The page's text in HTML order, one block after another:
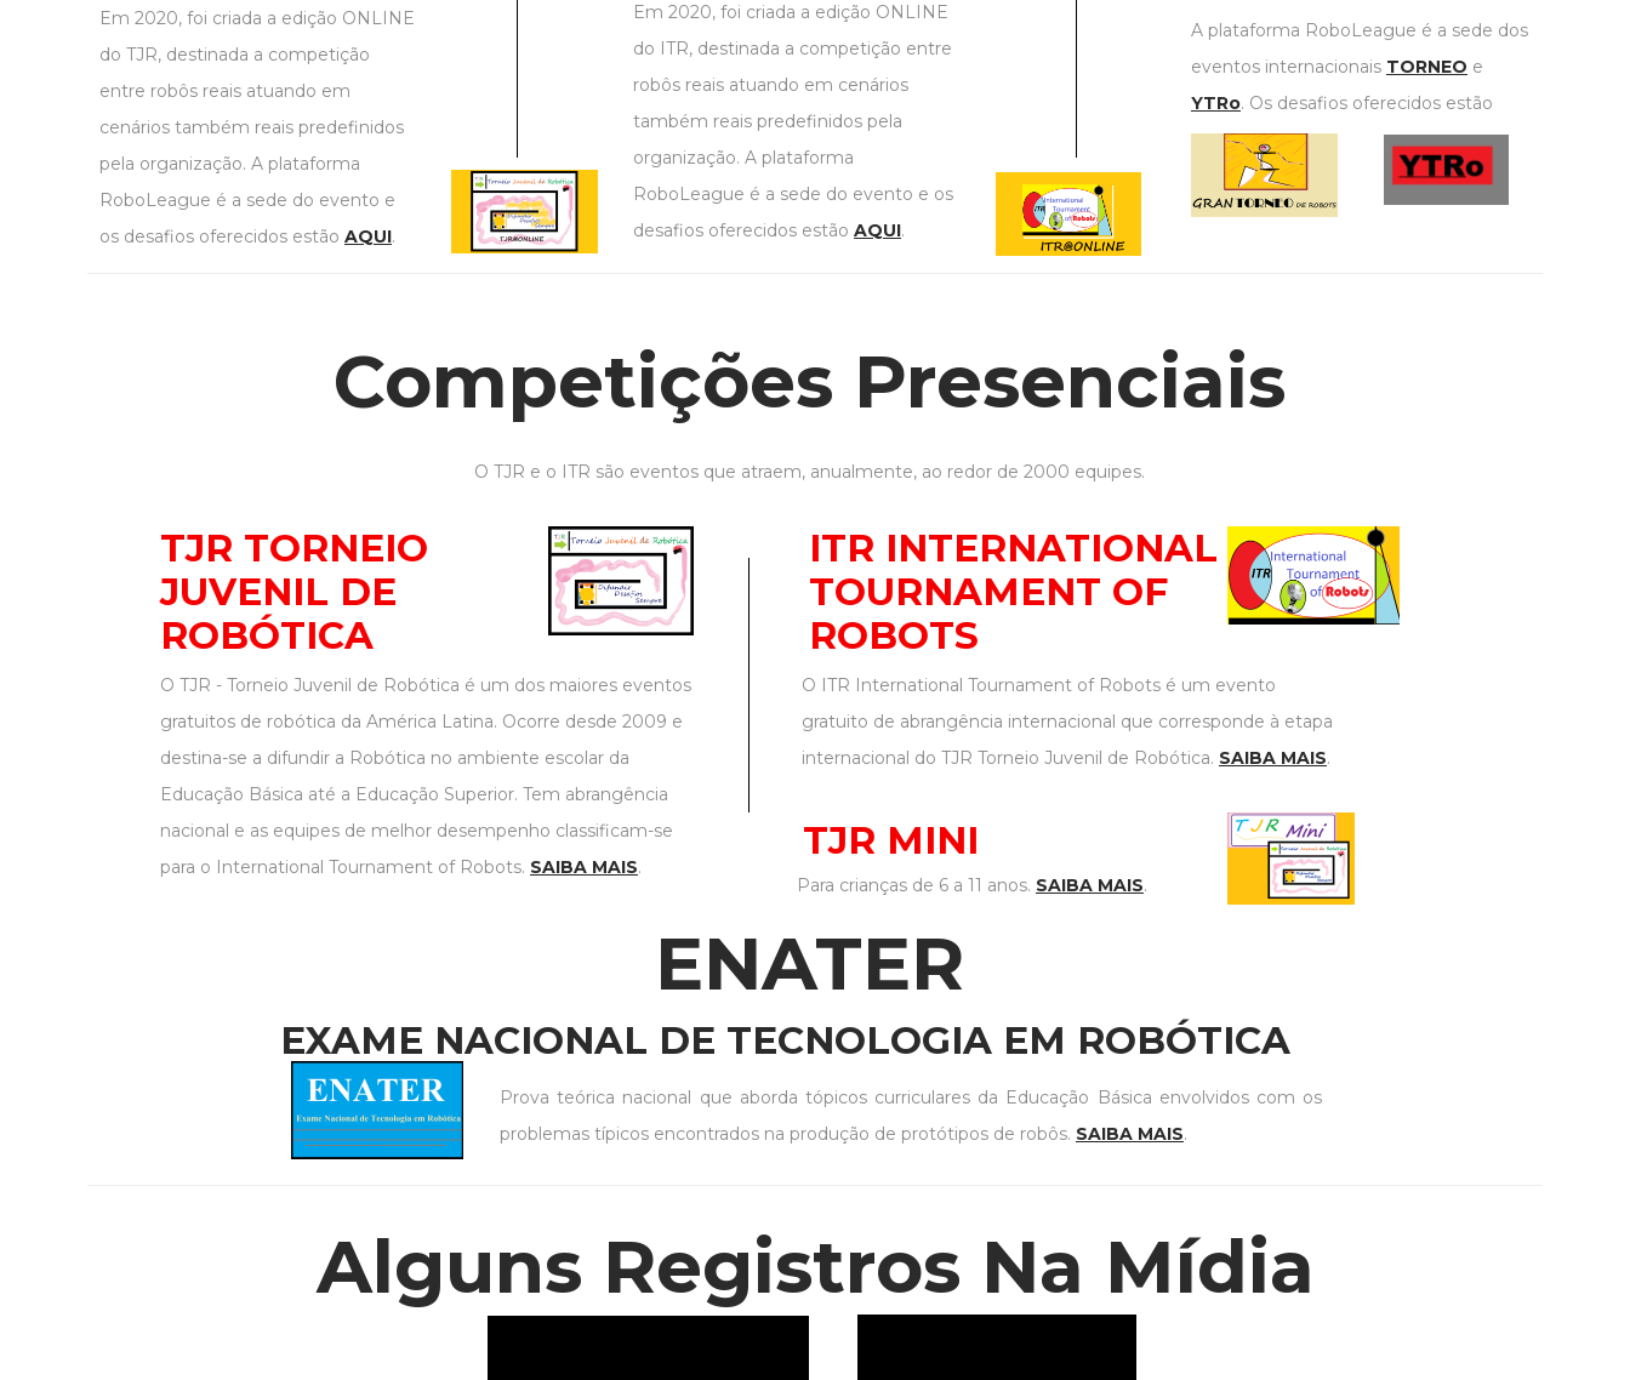
Em 2020, foi criada a edição ONLINE
do TJR, destinada a competição
entre robôs reais atuando em
cenários também reais predefinidos
pela organização. A plataforma
RoboLeague é a sede do evento e
os desafios oferecidos estão AQUI.
Em 2020, foi criada a edição ONLINE
do ITR, destinada a competição entre
robôs reais atuando em cenários
também reais predefinidos pela
organização. A plataforma
RoboLeague é a sede do evento e os
desafios oferecidos estão AQUI.
A plataforma RoboLeague é a sede dos
eventos internacionais TORNEO e
YTRo. Os desafios oferecidos estão
AQUI.
Competições Presenciais
O TJR e o ITR são eventos que atraem, anualmente, ao redor de 2000 equipes.
Alguns Registros Na Mídia
TJR TORNEIO
JUVENIL DE
ROBÓTICA
ITR INTERNATIONAL
TOURNAMENT OF
ROBOTS
ENATER
EXAME NACIONAL DE TECNOLOGIA EM ROBÓTICA
Prova teórica nacional que aborda tópicos curriculares da Educação Básica envolvidos com os
problemas típicos encontrados na produção de protótipos de robôs. SAIBA MAIS.
O TJR - Torneio Juvenil de Robótica é um dos maiores eventos
gratuitos de robótica da América Latina. Ocorre desde 2009 e
destina-se a difundir a Robótica no ambiente escolar da
Educação Básica até a Educação Superior. Tem abrangência
nacional e as equipes de melhor desempenho classificam-se
para o International Tournament of Robots. SAIBA MAIS.
O ITR International Tournament of Robots é um evento
gratuito de abrangência internacional que corresponde à etapa
internacional do TJR Torneio Juvenil de Robótica. SAIBA MAIS.
TJR MINI
Para crianças de 6 a 11 anos. SAIBA MAIS.